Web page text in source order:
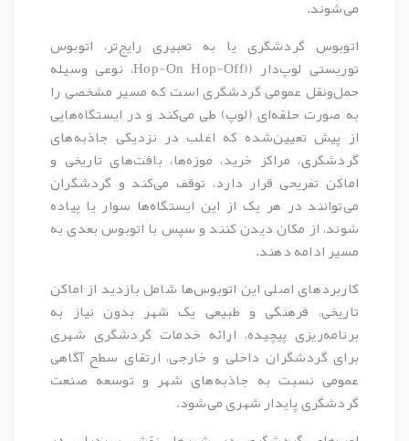
می‌شوند.
اتوبوس گردشگری یا به تعبیری رایج‌تر، اتوبوس
توریستیلوپ‌دار
((Hop-On Hop-Off، نوعی وسیله
حمل‌ونقل عمومی گردشگری است که مسیر مشخصی را
به صورت حلقه‌ای (لوپ) طی می‌کند و در ایستگاه‌هایی
از پیش تعیین‌شده که اغلب در نزدیکی جاذبه‌های
گردشگری، مراکز خرید، موزه‌ها، بافت‌های تاریخی و
اماکن تفریحی قرار دارد، توقف می‌کند و گردشگران
می‌توانند در هر یک از این ایستگاه‌ها سوار یا پیاده
شوند، از مکان دیدن کنند و سپس با اتوبوس بعدی به
مسیر ادامه دهند.
کاربردهای اصلی این اتوبوس‌ها شامل بازدید از اماکن
تاریخی، فرهنگی و طبیعی یک شهر بدون نیاز به
برنامه‌ریزی پیچیده، ارائه خدمات گردشگری شهری
برای گردشگران داخلی و خارجی، ارتقای سطح آگاهی
عمومی نسبت به جاذبه‌های شهر و توسعه صنعت
گردشگری پایدار شهری می‌شود.